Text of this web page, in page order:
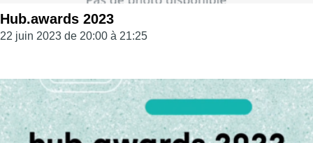
Hub.awards 2023
22 juin 2023 de 20:00 à 21:25